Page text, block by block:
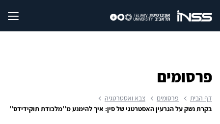
פרסומים
דף הבית פרסומים
צבא ואסטרטגיה
בקרת נשק על הגרעין האסטרטגי של סין: איך להימנע מ''מלכודת תוקידידס''